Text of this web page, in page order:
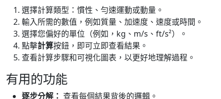
選擇計算類型：慣性、勻速運動或動量。
輸入所需的數值，例如質量、加速度、速度或時間。
選擇您偏好的單位（例如，kg、m/s、ft/s²）。
點擊計算按鈕，即可立即查看結果。
查看計算步驟和可視化圖表，以更好地理解過程。
有用的功能
逐步分解： 查看每個結果背後的邏輯。